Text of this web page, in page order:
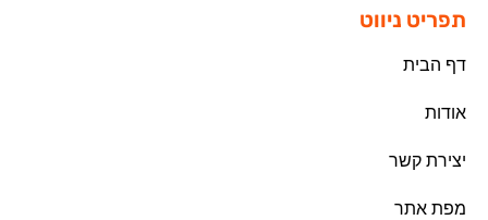
תפריט ניווט
דף הבית
אודות
יצירת קשר
מפת אתר